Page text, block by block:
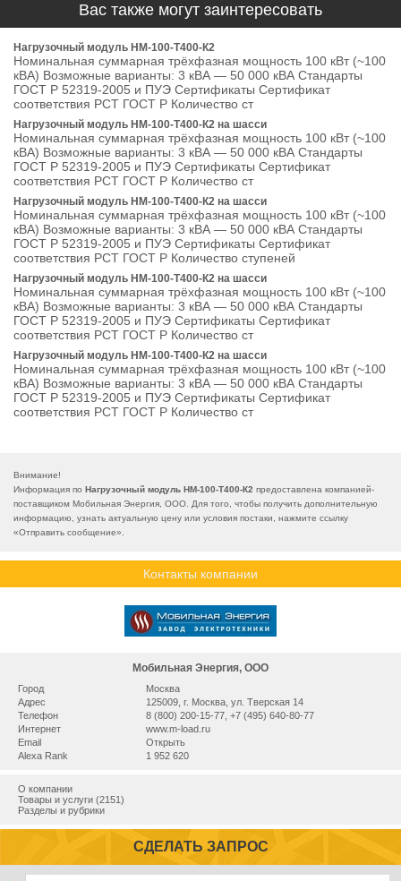
Вас также могут заинтересовать
Нагрузочный модуль НМ-100-Т400-К2
Номинальная суммарная трёхфазная мощность 100 кВт (~100
кВА) Возможные варианты: 3 кВА — 50 000 кВА Стандарты
ГОСТ Р 52319-2005 и ПУЭ Сертификаты Сертификат
соответствия РСТ ГОСТ Р Количество ст
Нагрузочный модуль НМ-100-Т400-К2 на шасси
Номинальная суммарная трёхфазная мощность 100 кВт (~100
кВА) Возможные варианты: 3 кВА — 50 000 кВА Стандарты
ГОСТ Р 52319-2005 и ПУЭ Сертификаты Сертификат
соответствия РСТ ГОСТ Р Количество ст
Нагрузочный модуль НМ-100-Т400-К2 на шасси
Номинальная суммарная трёхфазная мощность 100 кВт (~100
кВА) Возможные варианты: 3 кВА — 50 000 кВА Стандарты
ГОСТ Р 52319-2005 и ПУЭ Сертификаты Сертификат
соответствия РСТ ГОСТ Р Количество ступеней
Нагрузочный модуль НМ-100-Т400-К2 на шасси
Номинальная суммарная трёхфазная мощность 100 кВт (~100
кВА) Возможные варианты: 3 кВА — 50 000 кВА Стандарты
ГОСТ Р 52319-2005 и ПУЭ Сертификаты Сертификат
соответствия РСТ ГОСТ Р Количество ст
Нагрузочный модуль НМ-100-Т400-К2 на шасси
Номинальная суммарная трёхфазная мощность 100 кВт (~100
кВА) Возможные варианты: 3 кВА — 50 000 кВА Стандарты
ГОСТ Р 52319-2005 и ПУЭ Сертификаты Сертификат
соответствия РСТ ГОСТ Р Количество ст
Внимание!
Информация по Нагрузочный модуль НМ-100-Т400-К2 предоставлена компанией-
поставщиком Мобильная Энергия, ООО. Для того, чтобы получить дополнительную
информацию, узнать актуальную цену или условия постаки, нажмите ссылку
«Отправить сообщение».
Контакты компании
Мобильная Энергия, ООО
Город
Москва
Адрес
125009, г. Москва, ул. Тверская 14
Телефон
8 (800) 200-15-77, +7 (495) 640-80-77
Интернет
www.m-load.ru
Email
Открыть
Alexa Rank
1 952 620
О компании
Товары и услуги (2151)
Разделы и рубрики
СДЕЛАТЬ ЗАПРОС